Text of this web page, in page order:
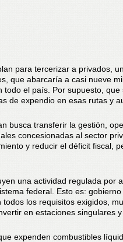
para tercerizar a privados,
que abarcaría a casi nueve
todo el país. Por supuesto, que
de expendio en esas rutas y
busca transferir la gestión,
concesionadas al sector
y reducir el déficit fiscal,
una actividad regulada por
federal. Esto es:
los requisitos exigidos,
en estaciones singulares
expenden combustibles